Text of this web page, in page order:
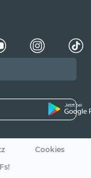
Cookies